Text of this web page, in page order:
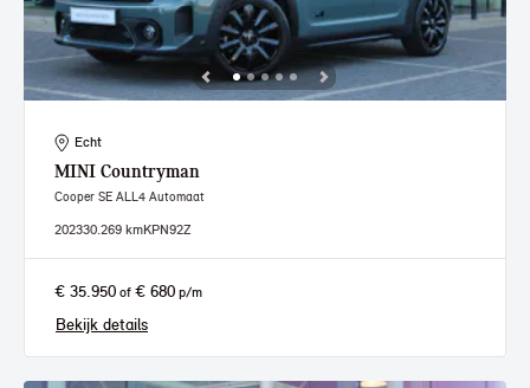
Echt
MINI Countryman
Cooper SE ALL4 Automaat
202330.269 kmKPN92Z
€ 35.950 of € 680 p/m
Bekijk details